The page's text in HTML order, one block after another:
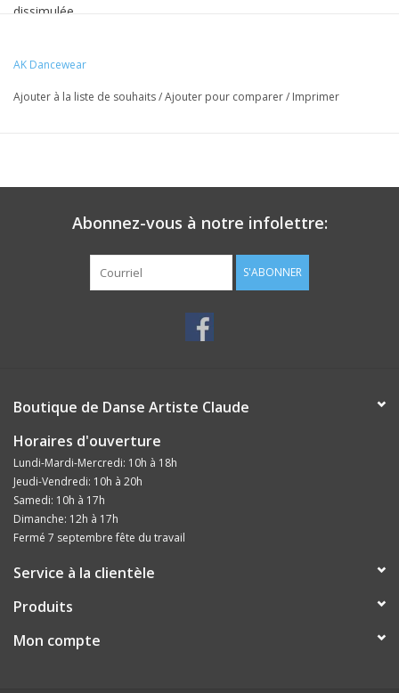
dissimulée.
Mesh extensible : Nylon 84 % Spandex 16 %
nettoyer à sec. Ne pas repasser.
AK Dancewear
Ajouter à la liste de souhaits/Ajouter pour comparer/ Imprimer
Abonnez-vous à notre infolettre:
S'ABONNER
Boutique de Danse Artiste Claude
Horaires d'ouverture
Lundi-Mardi-Mercredi: 10h à 18h
Jeudi-Vendredi: 10h à 20h
Samedi: 10h à 17h
Dimanche: 12h à 17h
Fermé 7 septembre fête du travail
Service à la clientèle
Produits
Mon compte